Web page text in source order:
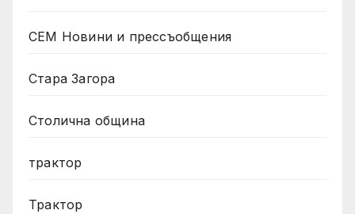
СЕМ Новини и прессъобщения
Стара Загора
Столична община
трактор
Трактор